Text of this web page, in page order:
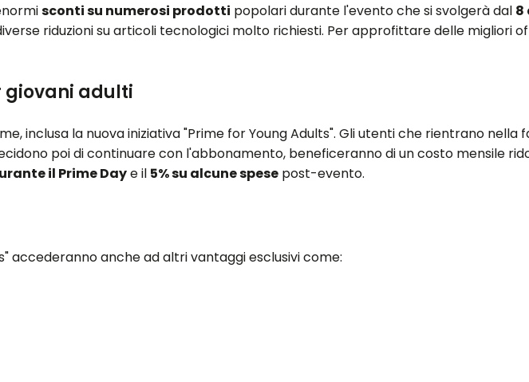
sconti su numerosi prodotti popolari durante l'evento che si svolgerà dal 8
riduzioni su articoli tecnologici molto richiesti. Per approfittare delle migliori
giovani adulti
inclusa la nuova iniziativa "Prime for Young Adults". Gli utenti che rientrano nella
poi di continuare con l'abbonamento, beneficeranno di un costo mensile
il Prime Daye il 5% su alcune spese post-evento.
accederanno anche ad altri vantaggi esclusivi come: